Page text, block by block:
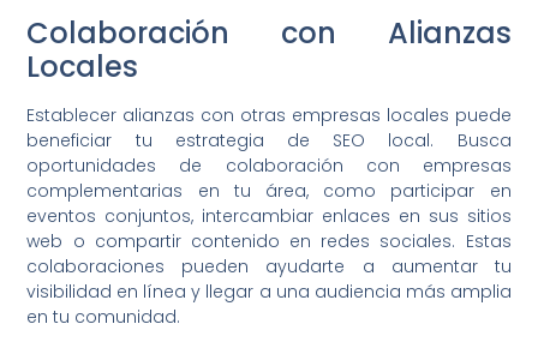
Colaboración con Alianzas
Locales
Establecer alianzas con otras empresas locales puede
beneficiar tu estrategia de SEO local. Busca
oportunidades de colaboración con empresas
complementarias en tu área, como participar en
eventos conjuntos, intercambiar enlaces en sus sitios
web o compartir contenido en redes sociales. Estas
colaboraciones pueden ayudarte a aumentar tu
visibilidad en línea y llegar a una audiencia más amplia
en tu comunidad.